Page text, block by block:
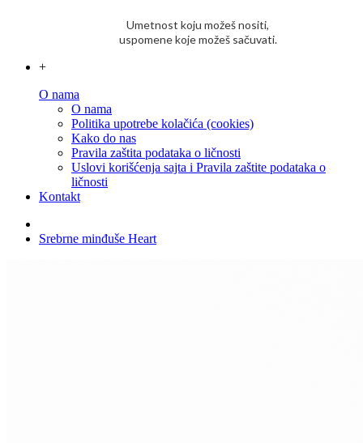
Umetnost koju možeš nositi,
uspomene koje možeš sačuvati.
+
O nama
O nama
Politika upotrebe kolačića (cookies)
Kako do nas
Pravila zaštita podataka o ličnosti
Uslovi korišćenja sajta i Pravila zaštite podataka o
ličnosti
Kontakt
Srebrne minđuše Heart